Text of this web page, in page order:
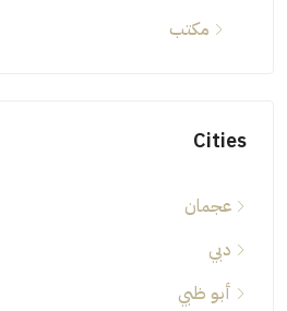
مكتب
Cities
عجمان
دبي
أبو ظبي